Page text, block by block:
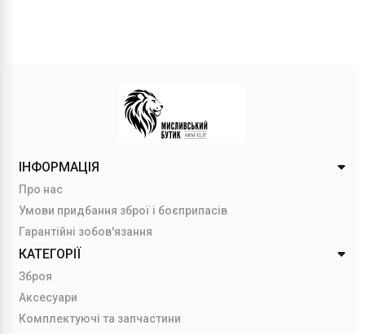
ІНФОРМАЦІЯ
Про нас
Умови придбання зброї і боєприпасів
Гарантійні зобов'язання
КАТЕГОРІЇ
Зброя
Аксесуари
Комплектуючі та запчастини